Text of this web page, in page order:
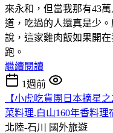
來永和，但當我那有43萬
道，吃過的人還真是少
說，這家雞肉飯如果開
跑。
繼續閱讀
1週前
【小虎吃貨團日本摘星
菜料理.白山160年香料
北陸-石川
國外旅遊